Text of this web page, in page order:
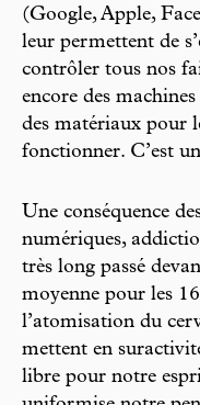
(Google, Apple,
leur permettent de
contrôler tous nos
encore des
des matériaux pour
fonctionner. C’est
Une conséquence
numériques,
très long passé
moyenne pour les
l’atomisation du
mettent en
libre pour notre